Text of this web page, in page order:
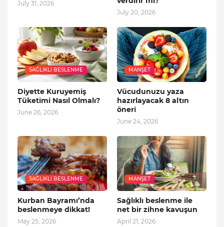
July 31, 2026
July 20, 2026
SAĞLIKLI BESLENME
Diyette Kuruyemiş
Tüketimi Nasıl Olmalı?
June 26, 2026
MANŞET
Vücudunuzu yaza
hazırlayacak 8 altın
öneri
June 24, 2026
SAĞLIKLI BESLENME
Kurban Bayramı’nda
beslenmeye dikkat!
May 25, 2026
MANŞET
Sağlıklı beslenme ile
net bir zihne kavuşun
April 21, 2026